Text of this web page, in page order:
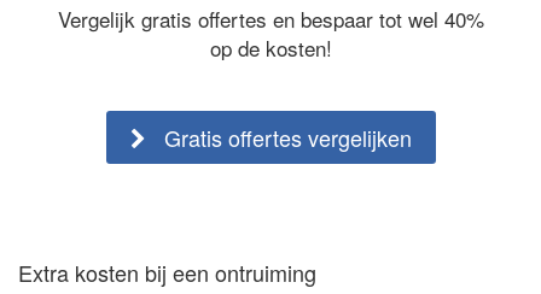
Vergelijk gratis offertes en bespaar tot wel 40%
op de kosten!
Gratis offertes vergelijken
Extra kosten bij een ontruiming